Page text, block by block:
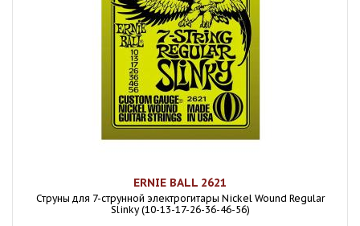
ERNIE BALL 2621
Струны для 7-струнной электрогитары Nickel Wound Regular
Slinky (10-13-17-26-36-46-56)